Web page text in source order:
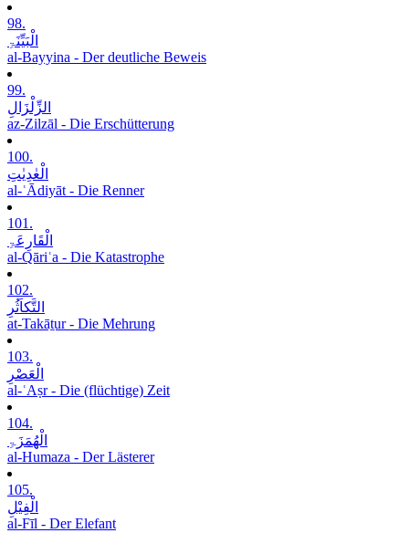
98.
الْبَیِّنَۃِ
al-Bayyina - Der deutliche Beweis
99.
الزِّلْزَالِ
az-Zilzāl - Die Erschütterung
100.
الْعٰدِیٰتِ
al-ʿĀdiyāt - Die Renner
101.
الْقَارِعَۃِ
al-Qāriʿa - Die Katastrophe
102.
التَّکاَثُرِ
at-Takāṯur - Die Mehrung
103.
الْعَصْرِ
al-ʿAṣr - Die (flüchtige) Zeit
104.
الْھُمَزَۃِ
al-Humaza - Der Lästerer
105.
الْفِیْلِ
al-Fīl - Der Elefant